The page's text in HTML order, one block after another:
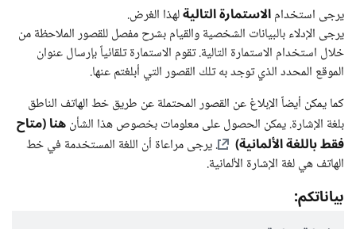
يرجى استخدامالاستمارة التاليةلهذا الغرض.
يرجى الإدلاء بالبيانات الشخصية والقيام بشرح مفصل للقصور الملاحظة من
خلال استخدام الاستمارة التالية. تقوم الاستمارة تلقائياً بإرسال عنوان
الموقع المحدد الذي توجد به تلك القصور التي أبلغتم عنها.
كما يمكن أيضاً الإبلاغ عن القصور المحتملة عن طريق خط الهاتف الناطق
بلغة الإشارة. يمكن الحصول على معلومات بخصوص هذا الشأنهنا (متاح
فقط باللغة الألمانية)
. يرجى مراعاة أن اللغة المستخدمة في خط
الهاتف هي لغة الإشارة الألمانية.
بياناتكم: